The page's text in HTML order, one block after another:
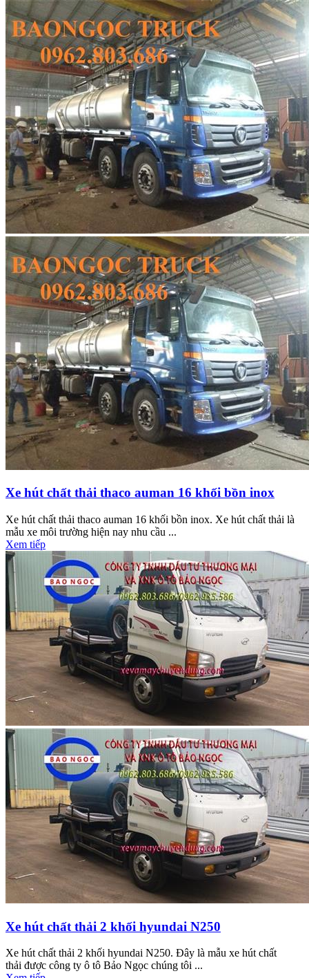
Xe hút chất thải thaco auman 16 khối bồn inox
Xe hút chất thải thaco auman 16 khối bồn inox. Xe hút chất thải là
mẫu xe môi trường hiện nay nhu cầu ...
Xem tiếp
Xe hút chất thải 2 khối hyundai N250
Xe hút chất thải 2 khối hyundai N250. Đây là mẫu xe hút chất
thải được công ty ô tô Bảo Ngọc chúng tôi ...